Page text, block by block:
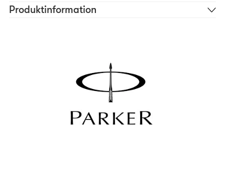
Produktinformation
3026980932589